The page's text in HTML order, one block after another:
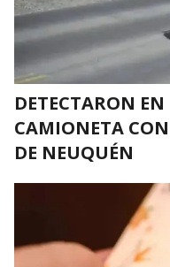
DETECTARON
CAMIONETA CON
DE NEUQUÉN